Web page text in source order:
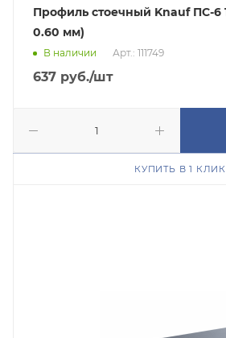
Профиль стоечный Knauf ПС-6
0.60 мм)
В наличии Арт.: 111749
637 руб./шт
КУПИТЬ В 1 КЛИК